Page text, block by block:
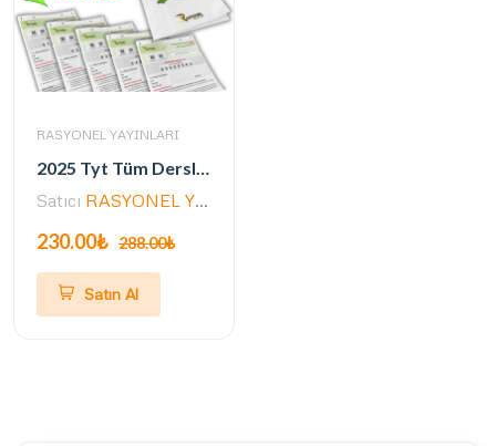
RASYONEL YAYINLARI
2025 Tyt Tüm Dersler Navigasyon 5'li Genel Deneme Seti (ÖSYM AYARINDA)
Satıcı RASYONEL YAYINLARI
230.00₺ 288.00₺
Satın Al